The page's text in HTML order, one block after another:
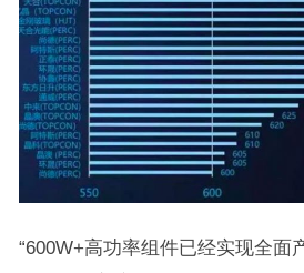
“600W+高功率组件已经实现全面